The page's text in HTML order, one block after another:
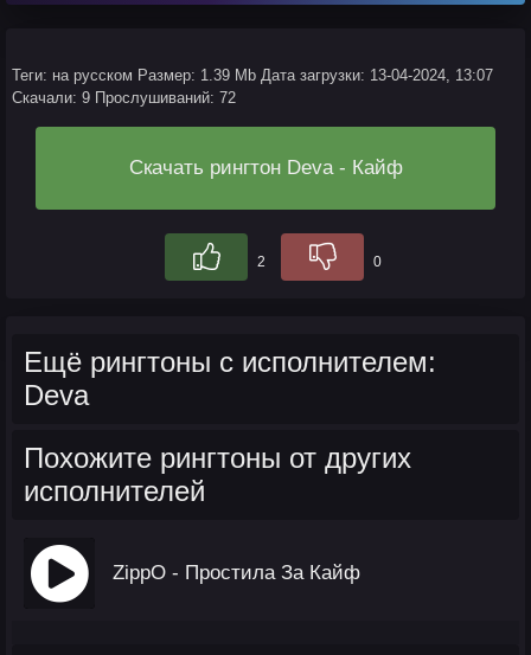
Теги: на русском Размер: 1.39 Mb Дата загрузки: 13-04-2024, 13:07
Скачали: 9 Прослушиваний: 72
Скачать рингтон Deva - Кайф
2 0
Ещё рингтоны с исполнителем:
Deva
Похожите рингтоны от других
исполнителей
ZippO - Простила За Кайф